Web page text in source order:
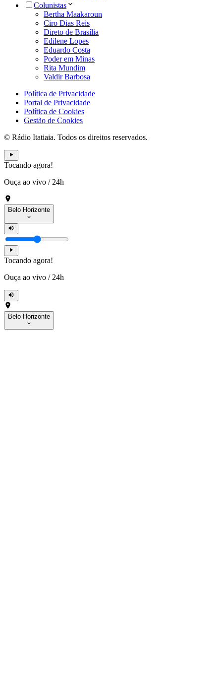
Colunistas
Bertha Maakaroun
Ciro Dias Reis
Direto de Brasília
Edilene Lopes
Eduardo Costa
Poder em Minas
Rita Mundim
Valdir Barbosa
Política de Privacidade
Portal de Privacidade
Política de Cookies
Gestão de Cookies
© Rádio Itatiaia. Todos os direitos reservados.
Tocando agora!
Ouça ao vivo / 24h
Belo Horizonte
Tocando agora!
Ouça ao vivo / 24h
Belo Horizonte